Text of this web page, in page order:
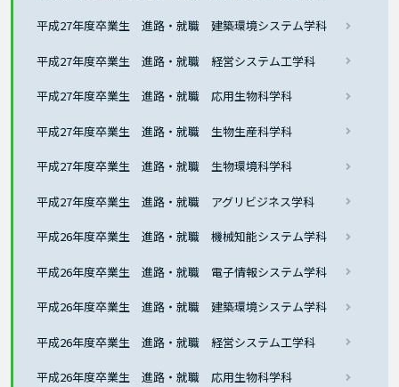
平成27年度卒業生 進路・就職 建築環境システム学科
平成27年度卒業生 進路・就職 経営システム工学科
平成27年度卒業生 進路・就職 応用生物科学科
平成27年度卒業生 進路・就職 生物生産科学科
平成27年度卒業生 進路・就職 生物環境科学科
平成27年度卒業生 進路・就職 アグリビジネス学科
平成26年度卒業生 進路・就職 機械知能システム学科
平成26年度卒業生 進路・就職 電子情報システム学科
平成26年度卒業生 進路・就職 建築環境システム学科
平成26年度卒業生 進路・就職 経営システム工学科
平成26年度卒業生 進路・就職 応用生物科学科